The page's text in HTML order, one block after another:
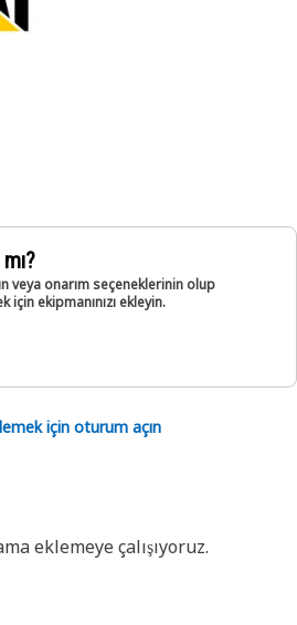
veya onarım seçeneklerinin olup
için ekipmanınızı ekleyin.
için oturum açın
eklemeye çalışıyoruz.